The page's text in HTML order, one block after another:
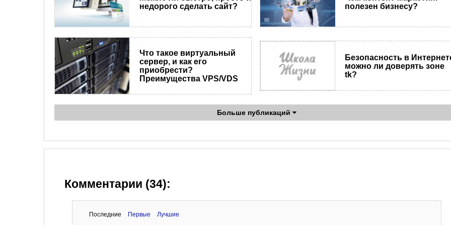
недорого сделать сайт?
полезен бизнесу?
Что такое виртуальный
сервер, и как его
приобрести?
Преимущества VPS/VDS
Безопасность в
можно ли доверять зоне
tk?
Больше публикаций
Комментарии (34):
Последние Первые Лучшие